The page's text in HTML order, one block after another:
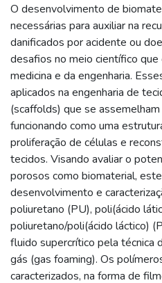
O desenvolvimento de
necessárias para auxiliar na
danificados por acidente ou
desafios no meio científico que
medicina e da engenharia.
aplicados na engenharia de
(scaffolds) que se
funcionando como uma
proliferação de células e
tecidos. Visando avaliar o
porosos como biomaterial,
desenvolvimento e
poliuretano (PU), poli(ácido
poliuretano/poli(ácido láctico)
fluido supercrítico pela técnica
gás (gas foaming). Os
caracterizados, na forma de